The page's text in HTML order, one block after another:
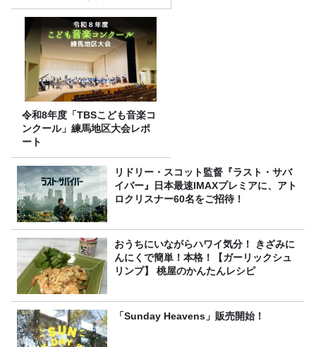
ば」』とは？【十割そば10種
食べ比べ】
令和8年度「TBSこども音楽コ
ンクール」練馬地区大会レポ
ート
リドリー・スコット監督『ラスト・サバ
イバー』日本最速IMAXプレミアに、アト
ロクリスナー60名をご招待！
おうちにいながらハワイ気分！ きざみに
んにくで簡単！本格！【ガーリックシュ
リンプ】 桃屋のかんたんレシピ
「Sunday Heavens」販売開始！